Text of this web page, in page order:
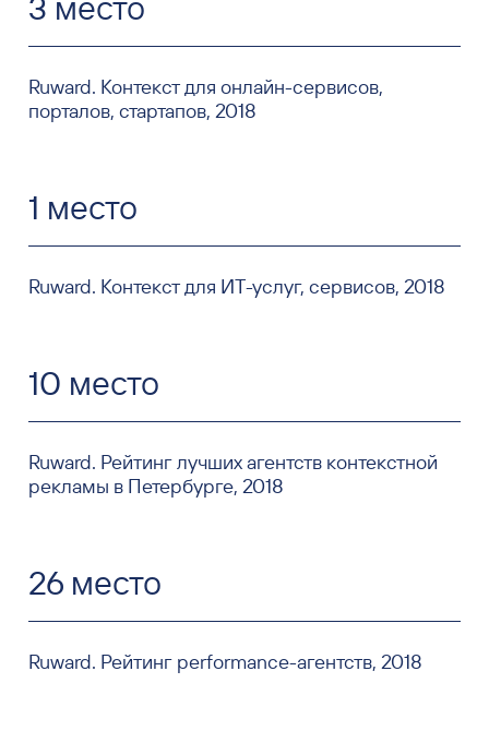
Ruward. Контекст для онлайн-сервисов,
порталов, стартапов, 2018
1 место
Ruward. Контекст для ИТ-услуг, сервисов, 2018
10 место
Ruward. Рейтинг лучших агентств контекстной
рекламы в Петербурге, 2018
26 место
Ruward. Рейтинг performance-агентств, 2018